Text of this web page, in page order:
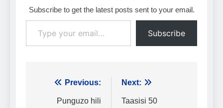
Subscribe to get the latest posts sent to your email.
Type your email…
Subscribe
Urambazaji
Previous:
Punguzo hili
Next:
Taasisi 50